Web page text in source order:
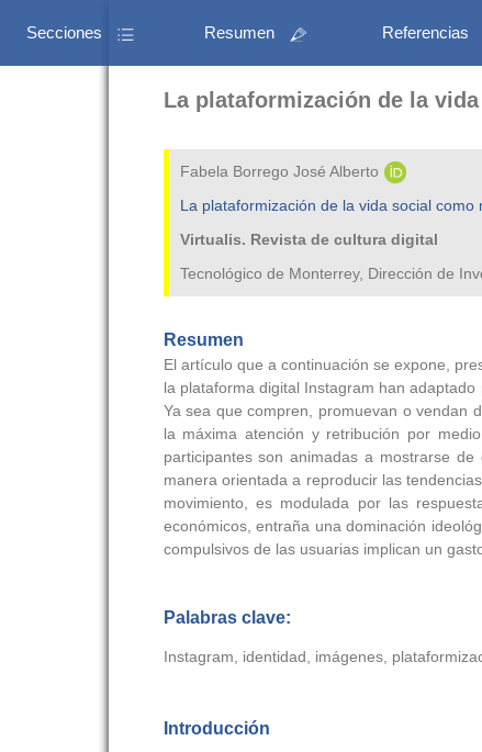
Secciones Resumen Referencias
La plataformización de la
Fabela Borrego José Alberto
La plataformización de la vida social
Virtualis. Revista de cultura digital
Tecnológico de Monterrey, Dirección de
Resumen
El artículo que a continuación se expone,
la plataforma digital Instagram han
Ya sea que compren, promuevan o vendan
la máxima atención y retribución por
participantes son animadas a mostrarse
manera orientada a reproducir las
movimiento, es modulada por las
económicos, entraña una dominación
compulsivos de las usuarias implican un
Palabras clave:
Instagram, identidad, imágenes,
Introducción